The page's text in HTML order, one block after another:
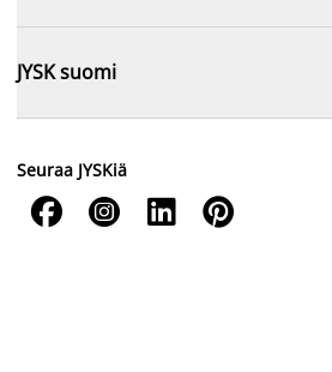
JYSK suomi
Seuraa JYSKiä
   